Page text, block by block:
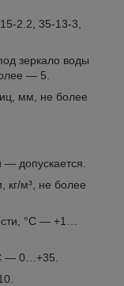
2.2, 35-13-3,
зеркало воды
— 5.
мм, не более
допускается.
кг/м³, не более
°С — +1…
— 0…+35.